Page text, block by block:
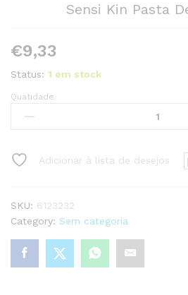
Sensi Kin Pasta
€9,33
Status: 1 em stock
Sensi
75
Quatidade:
Adicionar à lista de desejos
SKU: 6123232
Category: Sem categoria